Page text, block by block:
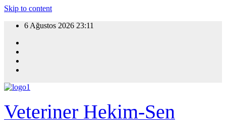
Skip to content
6 Ağustos 2026 23:11
Veteriner Hekim-Sen